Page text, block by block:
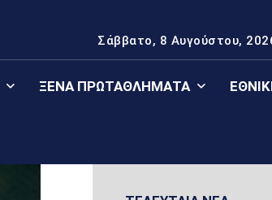
Σάββατο, 8 Αυγούστου,
ΞΈΝΑ ΠΡΩΤΑΘΛΉΜΑΤΑ